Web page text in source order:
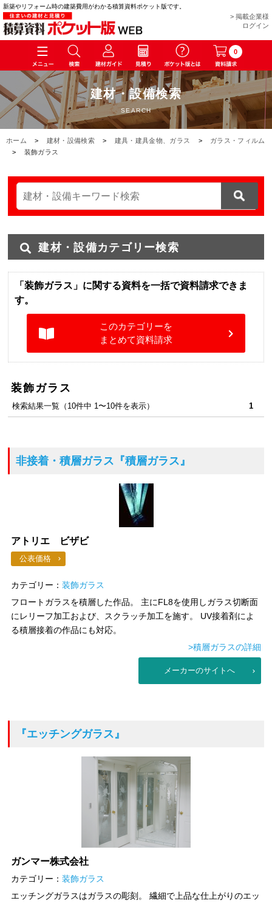
新築やリフォーム時の建築費用がわかる積算資料ポケット版です。
> 掲載企業様
ログイン
0
建材・設備検索
SEARCH
ホーム > 建材・設備検索 > 建具・建具金物、ガラス >
ガラス・フィルム
>
装飾ガラス
建材・設備カテゴリー検索
「装飾ガラス」に関する資料を一括で資料請求できま
す。
このカテゴリーを
まとめて資料請求
装飾ガラス
検索結果一覧（10件中 1〜10件を表示） 1
非接着・積層ガラス 『積層ガラス』
アトリエ ビザビ
公表価格
カテゴリー：装飾ガラス
フロートガラスを積層した作品。 主にFL8を使用しガラス切断面
にレリーフ加工および、スクラッチ加工を施す。 UV接着剤によ
る積層接着の作品にも対応。
>積層ガラスの詳細
メーカーのサイトへ
『エッチングガラス』
ガンマー株式会社
カテゴリー：装飾ガラス
エッチングガラスはガラスの彫刻。 繊細で上品な仕上がりのエッ